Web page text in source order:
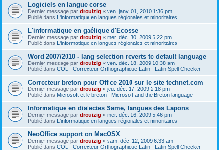
Logiciels en langue corse
Dernier message par drouizig « ven. janv. 01, 2010 1:36 pm
Publié dans L'informatique en langues régionales et minoritaires
L'informatique en gaélique d'Ecosse
Dernier message par drouizig « mer. déc. 30, 2009 6:22 pm
Publié dans L'informatique en langues régionales et minoritaires
Word 2007/2010 - lang selection reverts to default language
Dernier message par drouizig « ven. déc. 18, 2009 10:38 am
Publié dans COL - Correcteur Orthographique Latin - Latin Spell Checker
Correcteur breton pour Office 2010 sur le site technet.com
Dernier message par drouizig « jeu. déc. 17, 2009 2:18 pm
Publié dans Microsoft et le breton - Microsoft and the Breton language
Informatique en dialectes Same, langues des Lapons
Dernier message par drouizig « mer. déc. 16, 2009 5:46 pm
Publié dans L'informatique en langues régionales et minoritaires
NeoOffice support on MacOSX
Dernier message par drouizig « sam. déc. 12, 2009 6:33 am
Publié dans COL - Correcteur Orthographique Latin - Latin Spell Checker